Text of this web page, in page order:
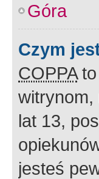
Góra
Czym
COPPAto
witrynom,
lat 13,
jesteś